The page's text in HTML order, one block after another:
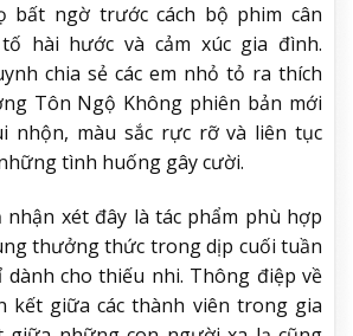
bất ngờ trước cách bộ phim cân
hài hước và cảm xúc gia đình.
chia sẻ các em nhỏ tỏ ra thích
Tôn Ngộ Không phiên bản mới
nhộn, màu sắc rực rỡ và liên tục
tình huống gây cười.
xét đây là tác phẩm phù hợp
thưởng thức trong dịp cuối tuần
dành cho thiếu nhi. Thông điệp về
kết giữa các thành viên trong gia